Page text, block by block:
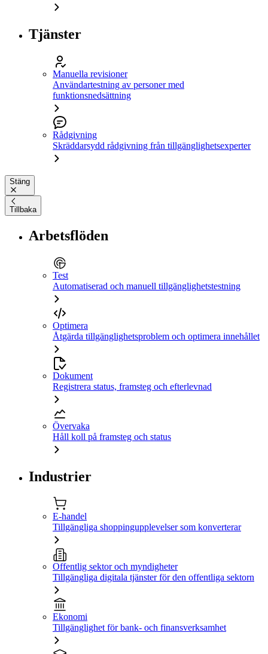
Tjänster
Manuella revisioner
Användartestning av personer med
funktionsnedsättning
Rådgivning
Skräddarsydd rådgivning från tillgänglighetsexperter
Stäng
Tillbaka
Arbetsflöden
Test
Automatiserad och manuell tillgänglighetstestning
Optimera
Åtgärda tillgänglighetsproblem och optimera innehållet
Dokument
Registrera status, framsteg och efterlevnad
Övervaka
Håll koll på framsteg och status
Industrier
E-handel
Tillgängliga shoppingupplevelser som konverterar
Offentlig sektor och myndigheter
Tillgängliga digitala tjänster för den offentliga sektorn
Ekonomi
Tillgänglighet för bank- och finansverksamhet